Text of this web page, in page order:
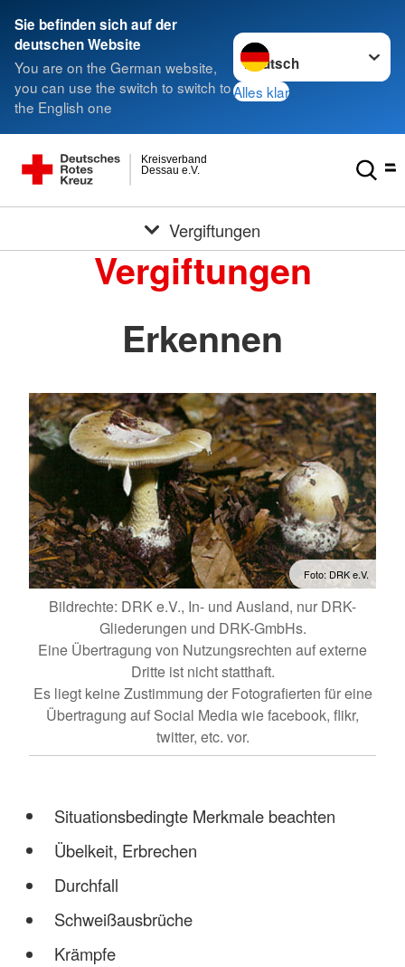
Sie befinden sich auf der
deutschen Website
You are on the German website,
you can use the switch to switch to
the English one
Sprache wechseln zu
Alles klar
Dessau e.V.
Kreisverband
Vergiftungen
Vergiftungen
Erkennen
Foto: DRK e.V.
Bildrechte: DRK e.V., In- und Ausland, nur DRK-
Gliederungen und DRK-GmbHs.
Eine Übertragung von Nutzungsrechten auf externe
Dritte ist nicht statthaft.
Es liegt keine Zustimmung der Fotografierten für eine
Übertragung auf Social Media wie facebook, flikr,
twitter, etc. vor.
Situationsbedingte Merkmale beachten
Übelkeit, Erbrechen
Durchfall
Schweißausbrüche
Krämpfe